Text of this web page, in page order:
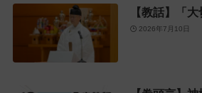
【教話】「大
2026年7月10日